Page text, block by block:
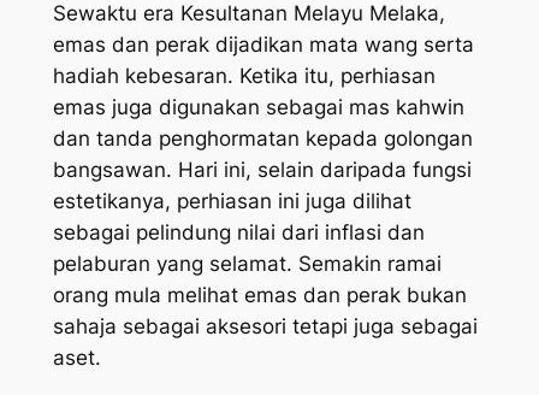
Sewaktu era Kesultanan Melayu Melaka,
emas dan perak dijadikan mata wang serta
hadiah kebesaran. Ketika itu, perhiasan
emas juga digunakan sebagai mas kahwin
dan tanda penghormatan kepada golongan
bangsawan. Hari ini, selain daripada fungsi
estetikanya, perhiasan ini juga dilihat
sebagai pelindung nilai dari inflasi dan
pelaburan yang selamat. Semakin ramai
orang mula melihat emas dan perak bukan
sahaja sebagai aksesori tetapi juga sebagai
aset.